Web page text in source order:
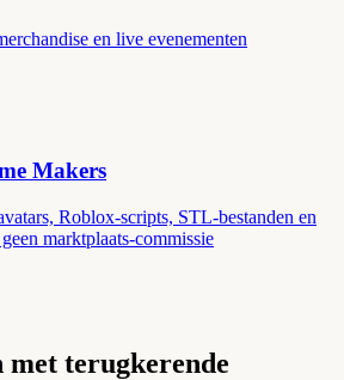
en live evenementen
Makers
Roblox-scripts, STL-bestanden en
marktplaats-commissie
terugkerende